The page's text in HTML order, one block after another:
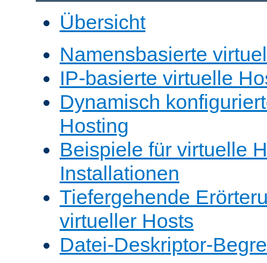
Übersicht
Namensbasierte
IP-basierte virtuelle
Dynamisch
Hosting
Beispiele für virtuelle
Installationen
Tiefergehende
virtueller Hosts
Datei-Deskriptor-